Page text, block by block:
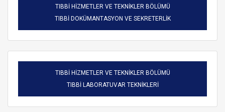
TIBBİ HİZMETLER VE TEKNİKLER BÖLÜMÜ
TIBBİ DOKÜMANTASYON VE SEKRETERLİK
TIBBİ HİZMETLER VE TEKNİKLER BÖLÜMÜ
TIBBİ LABORATUVAR TEKNİKLERİ